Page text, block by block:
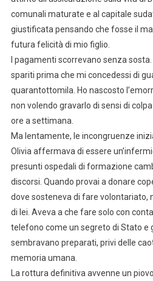
comunali maturate e al capitale
giustificata pensando che fosse il
futura felicità di mio figlio.
I pagamenti scorrevano senza
spariti prima che mi concedessi di
quarantottomila. Ho nascosto
non volendo gravarlo di sensi di
ore a settimana.
Ma lentamente, le incongruenze
Olivia affermava di essere
presunti ospedali di formazione
discorsi. Quando provai a donare
dove sosteneva di fare volontariato,
di lei. Aveva a che fare solo con
telefono come un segreto di Stato e
sembravano preparati, privi delle
memoria umana.
La rottura definitiva avvenne un